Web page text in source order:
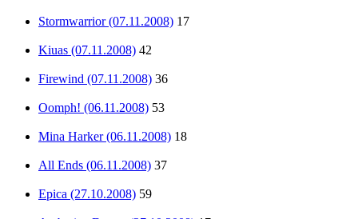
Stormwarrior (07.11.2008) 17
Kiuas (07.11.2008) 42
Firewind (07.11.2008) 36
Oomph! (06.11.2008) 53
Mina Harker (06.11.2008) 18
All Ends (06.11.2008) 37
Epica (27.10.2008) 59